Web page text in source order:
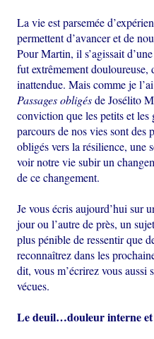
La vie est parsemée
permettent d’avancer et de
Pour Martin, il s’agissait
fut extrêmement douloureuse,
inattendue. Mais comme je
Passages obligésde Josélito
conviction que les petits et
parcours de nos vies sont des
obligés vers la résilience, une
voir notre vie subir un
de ce changement.
Je vous écris aujourd’hui sur
jour ou l’autre de près, un
plus pénible de ressentir que
reconnaîtrez dans les
dit, vous m’écrirez vous aussi
vécues.
Le deuil…douleur interne et